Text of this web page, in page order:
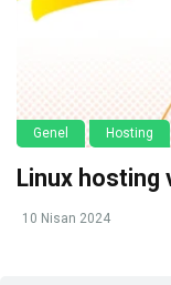
Genel Hosting
Linux hosting
10 Nisan 2024